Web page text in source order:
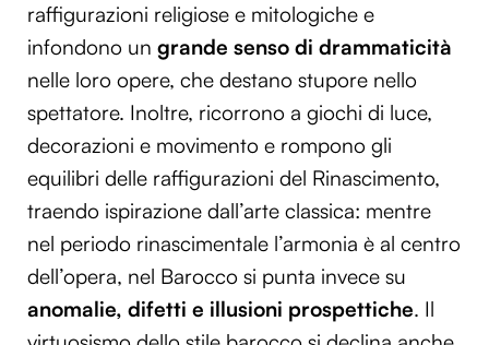
raffigurazioni religiose e mitologiche e
infondono un grande senso di drammaticità
nelle loro opere, che destano stupore nello
spettatore. Inoltre, ricorrono a giochi di luce,
decorazioni e movimento e rompono gli
equilibri delle raffigurazioni del Rinascimento,
traendo ispirazione dall’arte classica: mentre
nel periodo rinascimentale l’armonia è al centro
dell’opera, nel Barocco si punta invece su
anomalie, difetti e illusioni prospettiche. Il